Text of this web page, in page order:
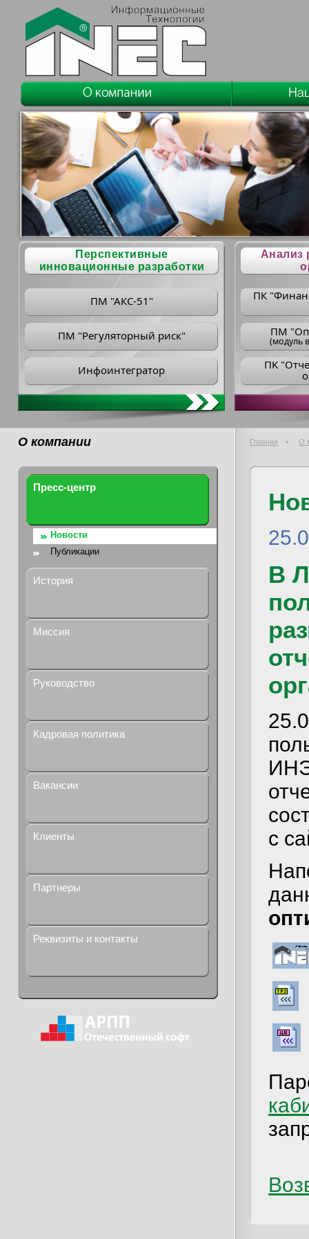
Перспективные
инновационные разработки
ПМ "АКС-51"
ПМ "Регуляторный риск"
Инфоинтегратор
Анализ
ПК
ПM
(модуль
ПK
О компании Главная О
Пресс-центр
Новости
Публикации
История
Миссия
Руководство
Кадровая политика
Вакансии
Клиенты
Партнеры
Реквизиты и контакты
В
с